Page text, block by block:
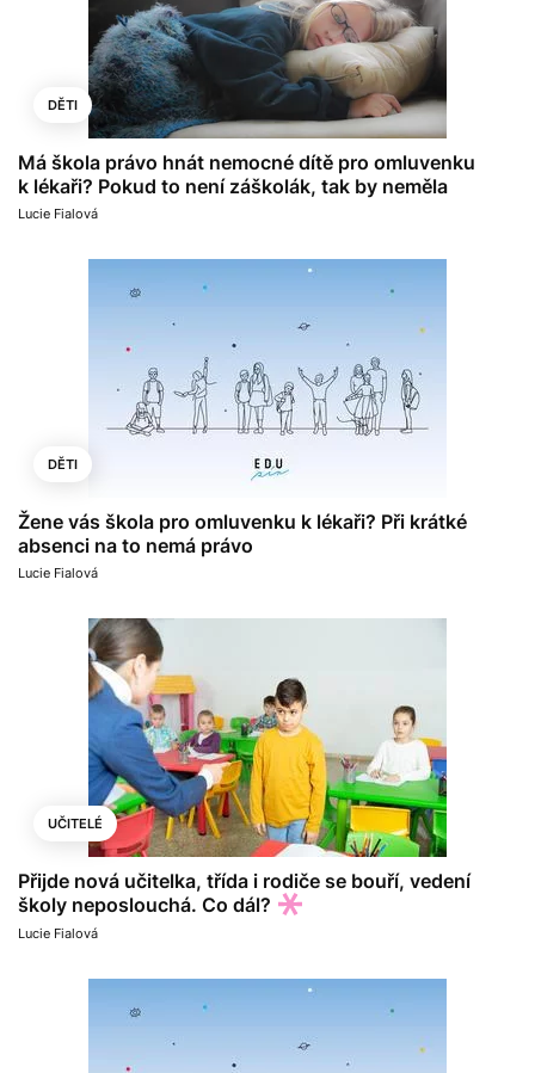
DĚTI
Má škola právo hnát nemocné dítě pro omluvenku
k lékaři? Pokud to není záškolák, tak by neměla
Lucie Fialová
DĚTI
Žene vás škola pro omluvenku k lékaři? Při krátké
absenci na to nemá právo
Lucie Fialová
UČITELÉ
Přijde nová učitelka, třída i rodiče se bouří, vedení
školy neposlouchá. Co dál?
Lucie Fialová